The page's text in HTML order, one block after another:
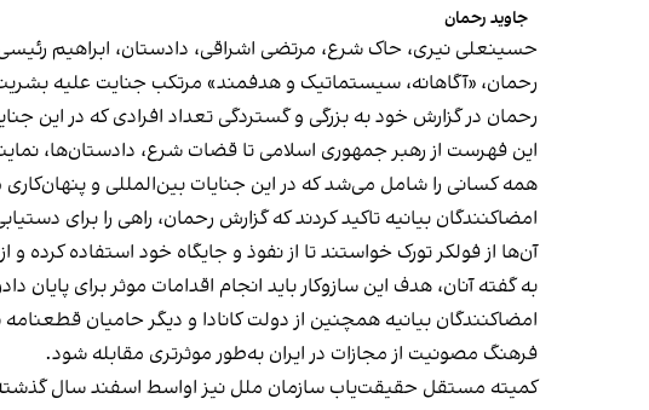
جاوید رحمان
حسینعلی نیری، حاک شرع، مرتضی اشراقی، دادستان، ابراهیم
رحمان، «آگاهانه، سیستماتیک و هدفمند» مرتکب جنایت علیه
رحمان در گزارش خود به بزرگی و گستردگی تعداد افرادی که در این
این فهرست از رهبر جمهوری اسلامی تا قضات شرع، دادستان‌ها،
همه کسانی را شامل می‌شد که در این جنایات بین‌المللی و
امضاکنندگان بیانیه تاکید کردند که گزارش رحمان، راهی را برای
آن‌ها از فولکر تورک خواستند تا از نفوذ و جایگاه خود استفاده
به گفته آنان، هدف این سازوکار باید انجام اقدامات موثر برای پایان
فرهنگ مصونیت از مجازات در ایران به‌طور موثرتری مقابله شود.
کمیته مستقل حقیقت‌یاب سازمان ملل نیز اواسط اسفند سال گذشته